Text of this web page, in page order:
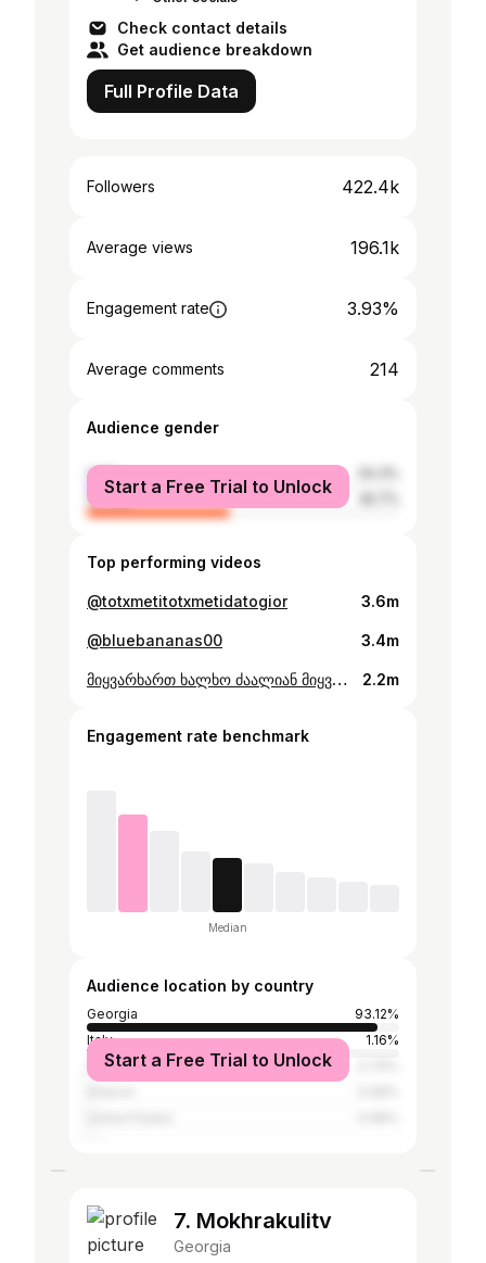
Check contact details
Get audience breakdown
Full Profile Data
Followers 422.4k
Average views 196.1k
Engagement rate 3.93%
Average comments 214
Audience gender
male
female
Start a Free Trial to Unlock
Top performing videos
@totxmetitotxmetidatogior 3.6m
@bluebananas00 3.4m
მიყვარხართ ხალხო ძაალიან მიყვარხართ 😍😍😍😍😍 2.2m
Engagement rate benchmark
Median
Audience location by country
Georgia
93.12%
Italy
1.16%
Germany
Start a Free Trial to Unlock
7. Mokhrakulitv
Georgia